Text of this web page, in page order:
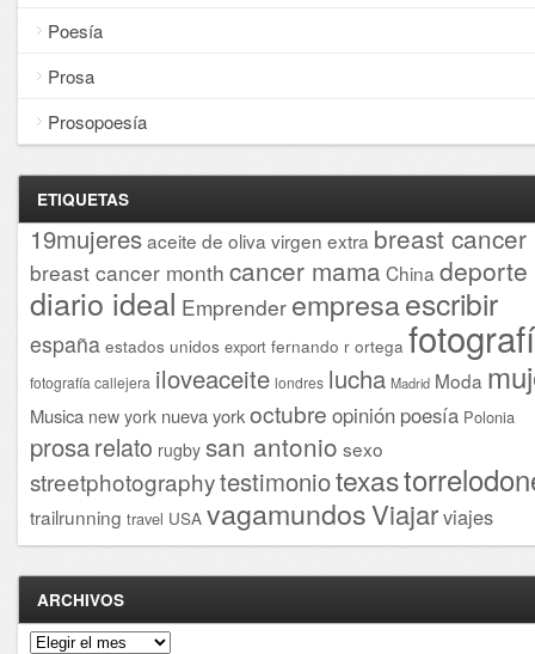
Poesía
Prosa
Prosopoesía
ETIQUETAS
19mujeresaceite de oliva virgen extra breast cancer
breast cancer month cancer mama China deporte
diario ideal Emprender empresaescribir
españa estados unidos export fernando r ortega
fotografía callejera iloveaceite londres lucha Madrid Moda
Musica new york nueva yorkoctubre opinión poesía Polonia
prosarelato rugby san antonio sexo
streetphotographytestimoniotexas
trailrunning travel USA vagamundosViajarviajes
ARCHIVOS
Archivos